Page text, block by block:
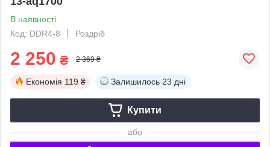
В наявності
Код: DDR4-8
Роздріб
2 250 ₴ 2 369 ₴
Економія 119 ₴ Залишилось 23 дні
Купити
або